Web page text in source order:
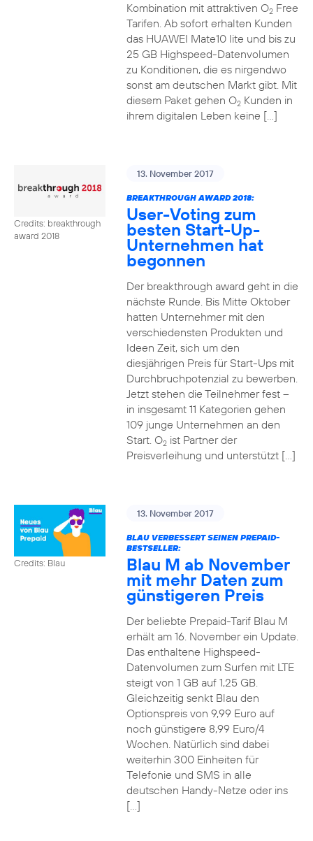
Kombination mit attraktiven O2Free
Tarifen. Ab sofort erhalten Kunden
das HUAWEI Mate10 lite und bis zu
25 GB Highspeed-Datenvolumen
zu Konditionen, die es nirgendwo
sonst am deutschen Markt gibt. Mit
diesem Paket gehen O2Kunden in
ihrem digitalen Leben keine […]
Credits: breakthrough
award 2018
13. November 2017
BREAKTHROUGH AWARD 2018:
User-Voting zum
besten Start-Up-
Unternehmen hat
begonnen
Der breakthrough award geht in die
nächste Runde. Bis Mitte Oktober
hatten Unternehmer mit den
verschiedensten Produkten und
Ideen Zeit, sich um den
diesjährigen Preis für Start-Ups mit
Durchbruchpotenzial zu bewerben.
Jetzt stehen die Teilnehmer fest –
in insgesamt 11 Kategorien gehen
109 junge Unternehmen an den
Start. O2ist Partner der
Preisverleihung und unterstützt […]
Credits: Blau
13. November 2017
BLAU VERBESSERT SEINEN PREPAID-
BESTSELLER:
Blau M ab November
mit mehr Daten zum
günstigeren Preis
Der beliebte Prepaid-Tarif Blau M
erhält am 16. November ein Update.
Das enthaltene Highspeed-
Datenvolumen zum Surfen mit LTE
steigt von 1 GB auf 1,25 GB.
Gleichzeitig senkt Blau den
Optionspreis von 9,99 Euro auf
noch günstigere 8,99 Euro/4
Wochen. Natürlich sind dabei
weiterhin 300 Einheiten für
Telefonie und SMS in alle
deutschen Handy-Netze oder ins
[…]